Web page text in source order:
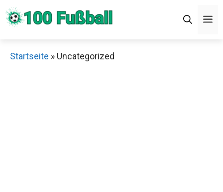
Zum
Inhalt
Startseite » Uncategorized